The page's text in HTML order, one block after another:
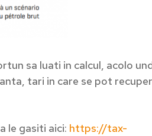
sa luati in calcul, acolo
tari in care se pot
le gasiti aici: https://tax-